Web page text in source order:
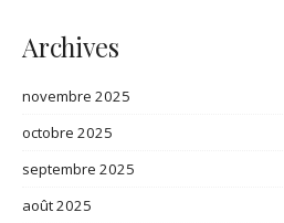
Archives
novembre 2025
octobre 2025
septembre 2025
août 2025